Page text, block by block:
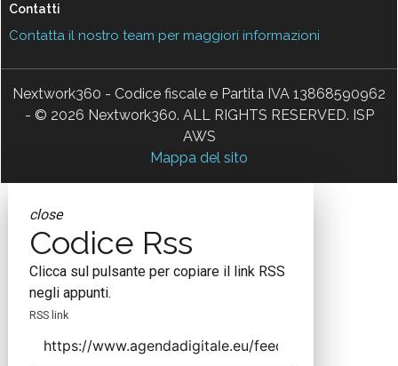
Contatti
Contatta il nostro team per maggiori informazioni
Nextwork360 - Codice fiscale e Partita IVA 13868590962
- © 2026 Nextwork360. ALL RIGHTS RESERVED. ISP
AWS
Mappa del sito
close
Codice Rss
Clicca sul pulsante per copiare il link RSS
negli appunti.
RSS link